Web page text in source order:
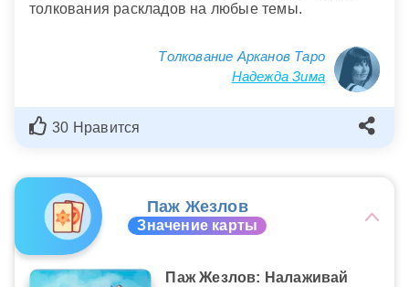
толкования раскладов на любые темы.
Толкование Арканов Таро
Надежда Зима
30 Нравится
Паж Жезлов
Значение карты
Паж Жезлов: Налаживай